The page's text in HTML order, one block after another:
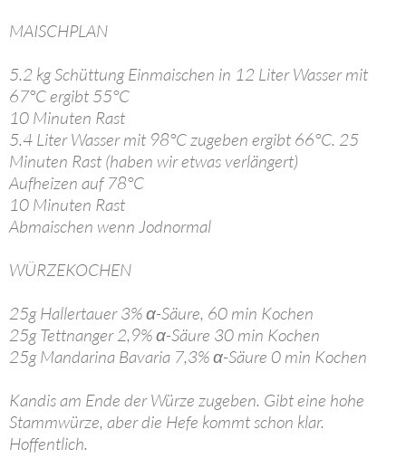
MAISCHPLAN
5.2 kg Schüttung Einmaischen in 12 Liter Wasser mit
67°C ergibt 55°C
10 Minuten Rast
5.4 Liter Wasser mit 98°C zugeben ergibt 66°C. 25
Minuten Rast (haben wir etwas verlängert)
Aufheizen auf 78°C
10 Minuten Rast
Abmaischen wenn Jodnormal
WÜRZEKOCHEN
25g Hallertauer 3% α-Säure, 60 min Kochen
25g Tettnanger 2,9% α-Säure 30 min Kochen
25g Mandarina Bavaria 7,3% α-Säure 0 min Kochen
Kandis am Ende der Würze zugeben. Gibt eine hohe
Stammwürze, aber die Hefe kommt schon klar.
Hoffentlich.